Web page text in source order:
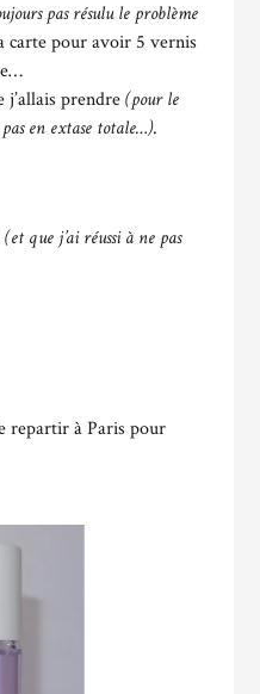
pas résulu le problème
carte pour avoir 5 vernis
j’allais prendre(pour le
en extase totale…).
(et que j’ai réussi à ne pas
repartir à Paris pour